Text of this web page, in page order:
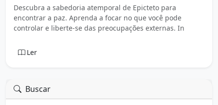
Descubra a sabedoria atemporal de Epicteto para
encontrar a paz. Aprenda a focar no que você pode
controlar e liberte-se das preocupações externas. In
Ler
Buscar